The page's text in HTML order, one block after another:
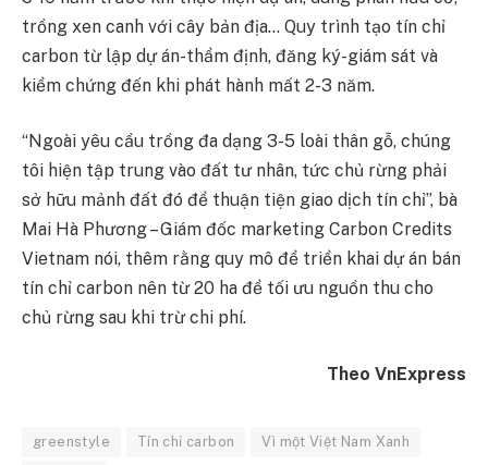
trồng xen canh với cây bản địa… Quy trình tạo tín chỉ
carbon từ lập dự án-thẩm định, đăng ký-giám sát và
kiểm chứng đến khi phát hành mất 2-3 năm.
“Ngoài yêu cầu trồng đa dạng 3-5 loài thân gỗ, chúng
tôi hiện tập trung vào đất tư nhân, tức chủ rừng phải
sở hữu mảnh đất đó để thuận tiện giao dịch tín chỉ”, bà
Mai Hà Phương – Giám đốc marketing Carbon Credits
Vietnam nói, thêm rằng quy mô để triển khai dự án bán
tín chỉ carbon nên từ 20 ha để tối ưu nguồn thu cho
chủ rừng sau khi trừ chi phí.
Theo VnExpress
greenstyle Tín chỉ carbon Vì một Việt Nam Xanh